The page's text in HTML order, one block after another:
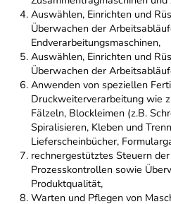
Auswählen, Einrichten und
Überwachen der
Endverarbeitungsmaschinen,
Auswählen, Einrichten und
Überwachen der
Anwenden von speziellen
Druckweiterverarbeitung wie
Fälzeln, Blockleimen (z.B.
Spiralisieren, Kleben und
Lieferscheinbücher,
rechnergestütztes Steuern
Prozesskontrollen sowie
Produktqualität,
Warten und Pflegen von